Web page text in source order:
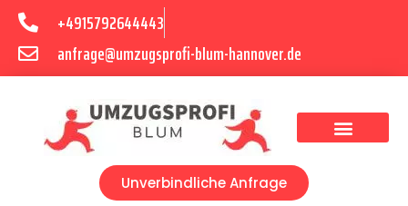
+4915792644443
anfrage@umzugsprofi-blum-hannover.de
Unverbindliche Anfrage